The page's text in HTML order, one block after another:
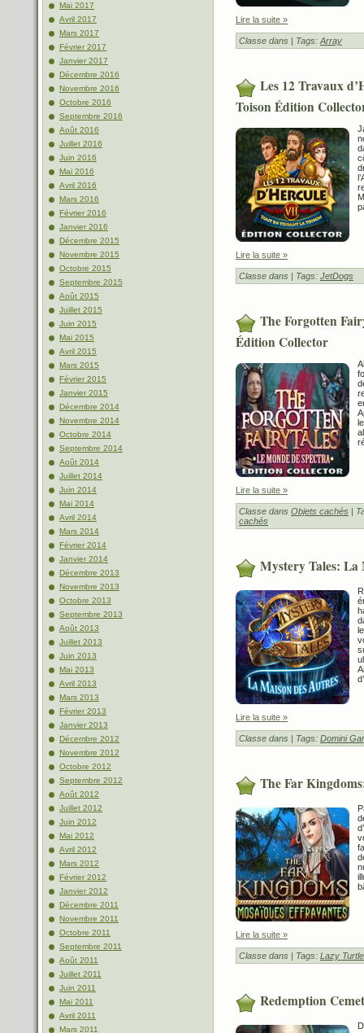
Mai 2017
Avril 2017
Mars 2017
Février 2017
Janvier 2017
Décembre 2016
Novembre 2016
Octobre 2016
Septembre 2016
Août 2016
Juillet 2016
Juin 2016
Mai 2016
Avril 2016
Mars 2016
Février 2016
Janvier 2016
Décembre 2015
Novembre 2015
Octobre 2015
Septembre 2015
Août 2015
Juillet 2015
Juin 2015
Mai 2015
Avril 2015
Mars 2015
Février 2015
Janvier 2015
Décembre 2014
Novembre 2014
Octobre 2014
Septembre 2014
Août 2014
Juillet 2014
Juin 2014
Mai 2014
Avril 2014
Mars 2014
Février 2014
Janvier 2014
Décembre 2013
Novembre 2013
Octobre 2013
Septembre 2013
Août 2013
Juillet 2013
Juin 2013
Mai 2013
Avril 2013
Mars 2013
Février 2013
Janvier 2013
Décembre 2012
Novembre 2012
Octobre 2012
Septembre 2012
Août 2012
Juillet 2012
Juin 2012
Mai 2012
Avril 2012
Mars 2012
Février 2012
Janvier 2012
Décembre 2011
Novembre 2011
Octobre 2011
Septembre 2011
Août 2011
Juillet 2011
Juin 2011
Mai 2011
Avril 2011
Mars 2011
Lire la suite »
Classe dans | Tags: Array
Les 12 Travaux
Toison Édition
Lire la suite »
Classe dans | Tags: JetDogs
The Forgotten
Édition Collector
Lire la suite »
Classe dans Objets cachés |
cachés
Mystery Tales: La
Lire la suite »
Classe dans | Tags: Domini
The Far
Lire la suite »
Classe dans | Tags: Lazy
Redemption